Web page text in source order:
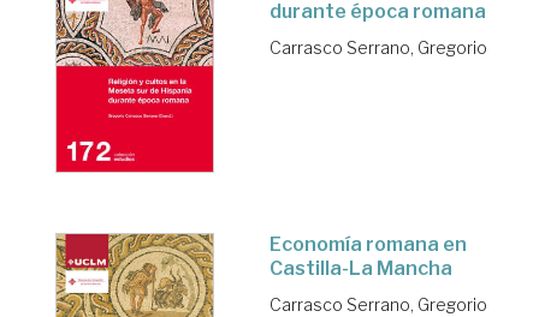
durante época romana
Carrasco Serrano, Gregorio
Economía romana en
Castilla-La Mancha
Carrasco Serrano, Gregorio